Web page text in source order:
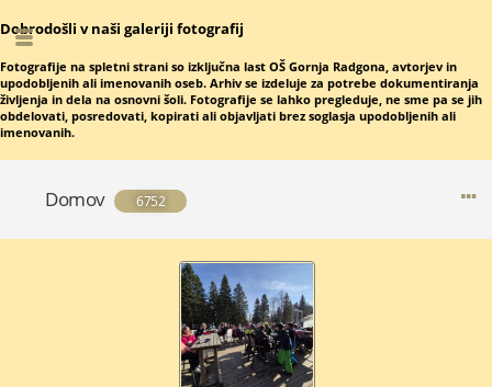
Dobrodošli v naši galeriji fotografij
Fotografije na spletni strani so izključna last OŠ Gornja Radgona, avtorjev in
upodobljenih ali imenovanih oseb. Arhiv se izdeluje za potrebe dokumentiranja
življenja in dela na osnovni šoli. Fotografije se lahko pregleduje, ne sme pa se jih
obdelovati, posredovati, kopirati ali objavljati brez soglasja upodobljenih ali
imenovanih.
Domov 6752